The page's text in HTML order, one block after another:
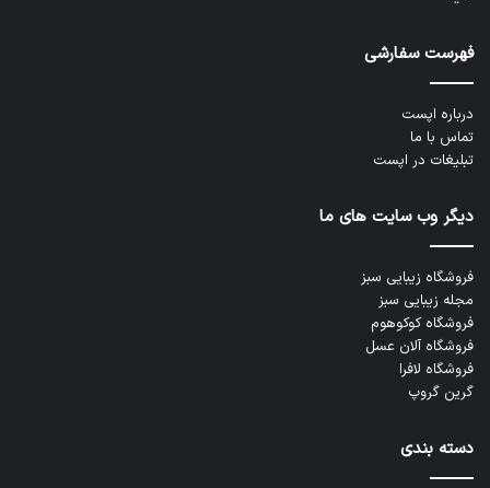
فهرست سفارشی
درباره اپست
تماس با ما
تبلیغات در اپست
دیگر وب سایت های ما
فروشگاه زیبایی سبز
مجله زیبایی سبز
فروشگاه کوکوهوم
فروشگاه آلان عسل
فروشگاه لافرا
گرین گروپ
دسته بندی